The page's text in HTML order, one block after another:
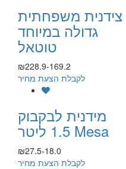
צידנית משפחתית
גדולה במיוחד
טוטאל
₪228.9-169.2
לקבלת הצעת מחיר
מידנית לבקבוק
1.5 ליטר Mesa
₪27.5-18.0
לקבלת הצעת מחיר